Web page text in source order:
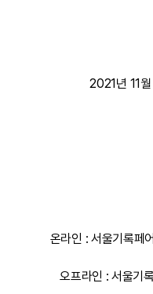
2021년 11
온라인 : 서울기록페
오프라인 : 서울기